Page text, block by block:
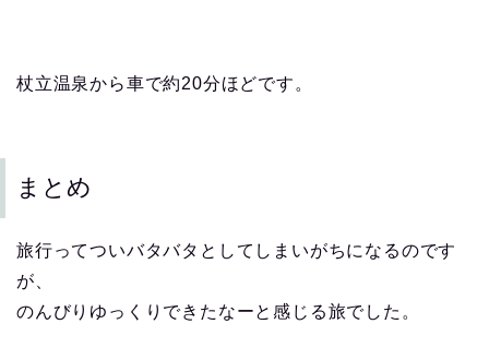
杖立温泉から車で約20分ほどです。
まとめ
旅行ってついバタバタとしてしまいがちになるのです
が、
のんびりゆっくりできたなーと感じる旅でした。